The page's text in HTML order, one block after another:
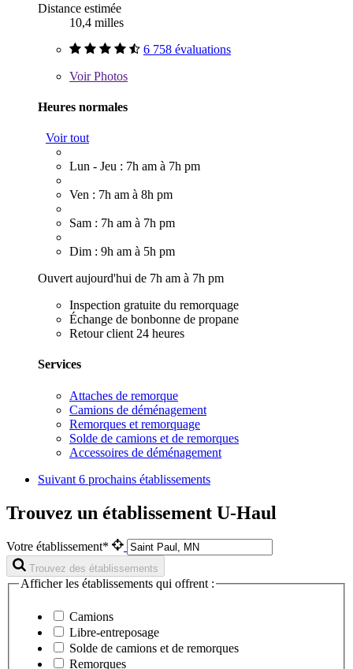
Distance estimée
10,4 milles
6 758 évaluations
VoirPhotos
Heures normales
Voir tout
Lun - Jeu : 7h am à 7h pm
Ven : 7h am à 8h pm
Sam : 7h am à 7h pm
Dim : 9h am à 5h pm
Ouvert aujourd'hui de 7h am à 7h pm
Inspection gratuite du remorquage
Échange de bonbonne de propane
Retour client 24 heures
Services
Attaches de remorque
Camions de déménagement
Remorques et remorquage
Solde de camions et de remorques
Accessoires de déménagement
Suivant 6 prochains établissements
Trouvez un établissement U-Haul
Votre établissement*
Trouvez des établissements
Afficher les établissements qui offrent :
Camions
Libre-entreposage
Solde de camions et de remorques
Remorques